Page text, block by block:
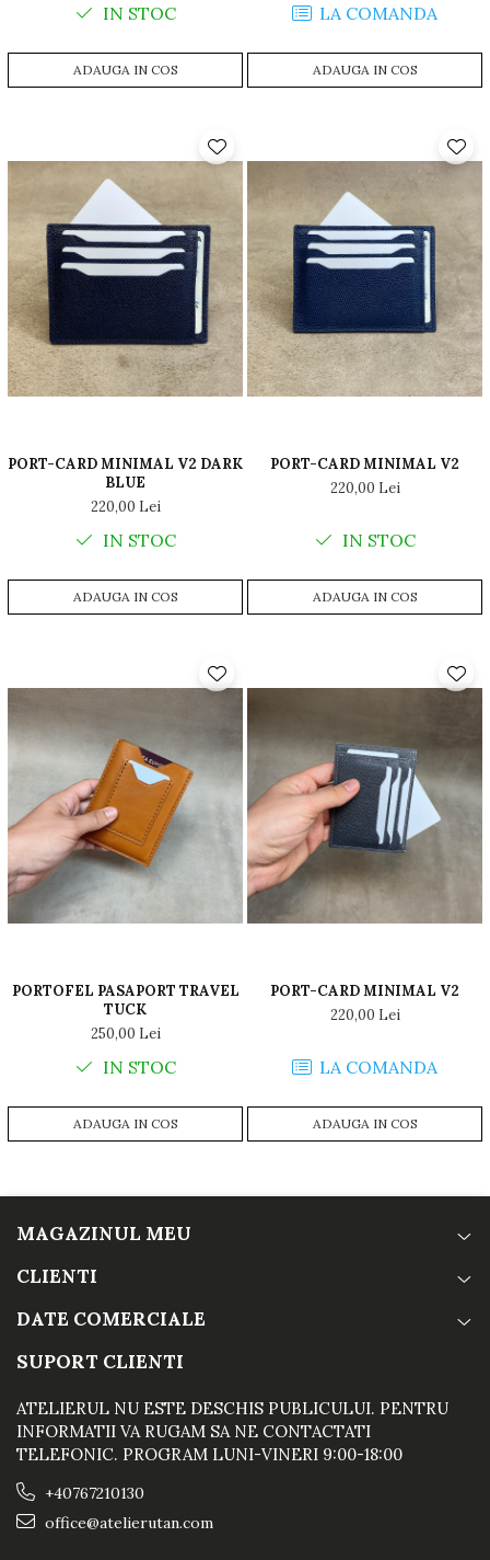
IN STOC
ADAUGA IN COS
LA COMANDA
ADAUGA IN COS
PORT-CARD MINIMAL V2 DARK
BLUE
220,00 Lei
IN STOC
ADAUGA IN COS
PORT-CARD MINIMAL V2
220,00 Lei
IN STOC
ADAUGA IN COS
PORTOFEL PASAPORT TRAVEL
TUCK
250,00 Lei
IN STOC
ADAUGA IN COS
PORT-CARD MINIMAL V2
220,00 Lei
LA COMANDA
ADAUGA IN COS
MAGAZINUL MEU
CLIENTI
DATE COMERCIALE
SUPORT CLIENTI
ATELIERUL NU ESTE DESCHIS PUBLICULUI. PENTRU
INFORMATII VA RUGAM SA NE CONTACTATI
TELEFONIC. PROGRAM LUNI-VINERI 9:00-18:00
+40767210130
office@atelierutan.com